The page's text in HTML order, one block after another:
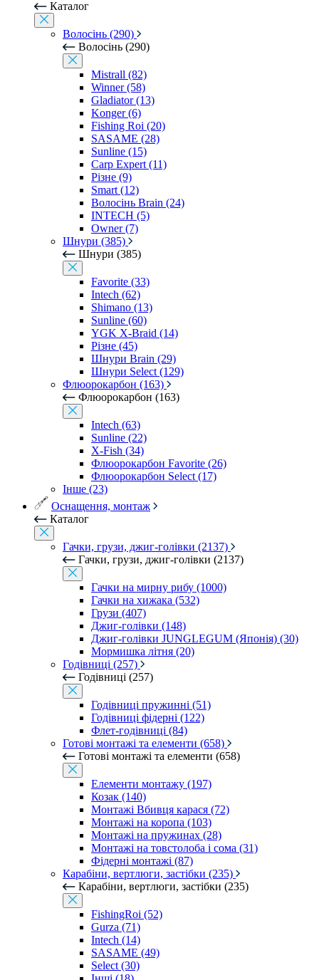
Каталог
Волосінь (290)
Волосінь (290)
Mistrall (82)
Winner (58)
Gladiator (13)
Konger (6)
Fishing Roi (20)
SASAME (28)
Sunline (15)
Carp Expert (11)
Різне (9)
Smart (12)
Волосінь Brain (24)
INTECH (5)
Owner (7)
Шнури (385)
Шнури (385)
Favorite (33)
Intech (62)
Shimano (13)
Sunline (60)
YGK X-Braid (14)
Різне (45)
Шнури Brain (29)
Шнури Select (129)
Флюорокарбон (163)
Флюорокарбон (163)
Intech (63)
Sunline (22)
X-Fish (34)
Флюорокарбон Favorite (26)
Флюорокарбон Select (17)
Інше (23)
Оснащення, монтаж
Каталог
Гачки, грузи, джиг-голівки (2137)
Гачки, грузи, джиг-голівки (2137)
Гачки на мирну рибу (1000)
Гачки на хижака (532)
Грузи (407)
Джиг-голівки (148)
Джиг-голівки JUNGLEGUM (Японія) (30)
Мормишка літня (20)
Годівниці (257)
Годівниці (257)
Годівниці пружинні (51)
Годівниці фідерні (122)
Флет-годівниці (84)
Готові монтажі та елементи (658)
Готові монтажі та елементи (658)
Елементи монтажу (197)
Козак (140)
Монтажі Вбивця карася (72)
Монтажі на коропа (103)
Монтажі на пружинах (28)
Монтажі на товстолоба і сома (31)
Фідерні монтажі (87)
Карабіни, вертлюги, застібки (235)
Карабіни, вертлюги, застібки (235)
FishingRoi (52)
Gurza (71)
Intech (14)
SASAME (49)
Select (30)